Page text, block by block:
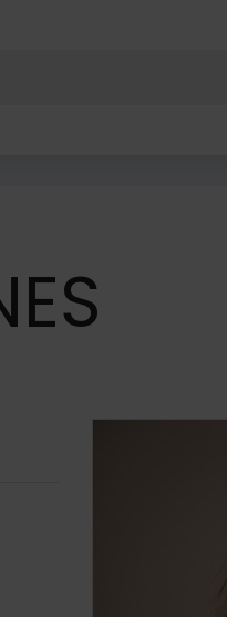
le site avec des mots